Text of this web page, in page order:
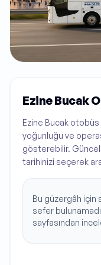
Ezine Bucak
Ezine Bucak
yoğunluğu ve
gösterebilir.
tarihinizi seçerek
Bu güzergâh
sefer
sayfasından